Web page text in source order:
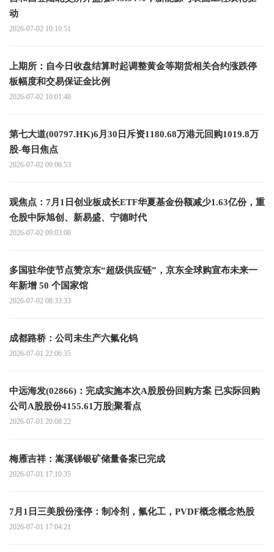
动
2026-07-02 10:10:51
上期所：自今日收盘结算时起调整黄金等期货相关合约涨跌停
板幅度和交易保证金比例
2026-07-02 10:01:48
第七大道(00797.HK)6月30日斥资1180.68万港元回购1019.8万
股-每日焦点
2026-07-02 09:06:53
观焦点：7月1日创业板成长ETF华夏基金份额减少1.63亿份，重
仓股中际旭创、新易盛、宁德时代
2026-07-02 09:03:08
多国驻华使节点赞京东“超级供应链”，京东全球购宣布未来一
年新增 50 个国家馆
2026-07-02 08:33:33
成都路桥：公司未生产六氟化钨
2026-07-01 22:06:35
中远海发(02866)：完成实施本次A股股份回购方案 已实际回购
公司A股股份4155.61万股|聚看点
2026-07-01 20:08:22
梅雁吉祥：嵩溪锑银矿储量备案已完成
2026-07-01 17:10:35
7月1日三美股份涨停：制冷剂，氟化工，PVDF概念概念热股
2026-07-01 17:04:21